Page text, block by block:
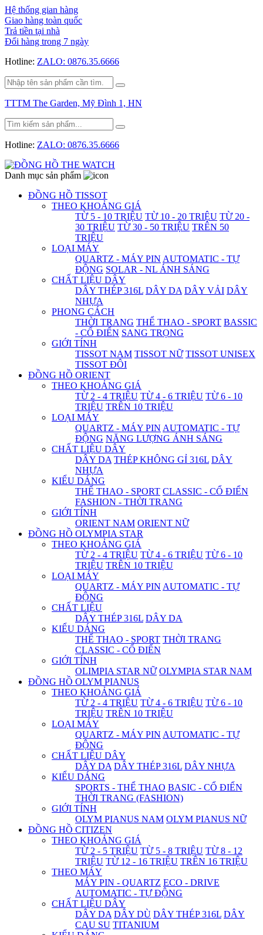
Hệ thống gian hàng
Giao hàng toàn quốc
Trả tiền tại nhà
Đổi hàng trong 7 ngày
Hotline: ZALO: 0876.35.6666
TTTM The Garden, Mỹ Đình 1, HN
Hotline: ZALO: 0876.35.6666
Danh mục sản phẩm
ĐỒNG HỒ TISSOT
THEO KHOẢNG GIÁ
TỪ 5 - 10 TRIỆU TỪ 10 - 20 TRIỆU TỪ 20 -
30 TRIỆU TỪ 30 - 50 TRIỆU TRÊN 50
TRIỆU
LOẠI MÁY
QUARTZ - MÁY PIN AUTOMATIC - TỰ
ĐỘNG SOLAR - NL ÁNH SÁNG
CHẤT LIỆU DÂY
DÂY THÉP 316L DÂY DA DÂY VẢI DÂY
NHỰA
PHONG CÁCH
THỜI TRANG THỂ THAO - SPORT BASSIC
- CỔ ĐIỂN SANG TRỌNG
GIỚI TÍNH
TISSOT NAM TISSOT NỮ TISSOT UNISEX
TISSOT ĐÔI
ĐỒNG HỒ ORIENT
THEO KHOẢNG GIÁ
TỪ 2 - 4 TRIỆU TỪ 4 - 6 TRIỆU TỪ 6 - 10
TRIỆU TRÊN 10 TRIỆU
LOẠI MÁY
QUARTZ - MÁY PIN AUTOMATIC - TỰ
ĐỘNG NĂNG LƯỢNG ÁNH SÁNG
CHẤT LIỆU DÂY
DÂY DA THÉP KHÔNG GỈ 316L DÂY
NHỰA
KIỂU DÁNG
THỂ THAO - SPORT CLASSIC - CỔ ĐIỂN
FASHION - THỜI TRANG
GIỚI TÍNH
ORIENT NAM ORIENT NỮ
ĐỒNG HỒ OLYMPIA STAR
THEO KHOẢNG GIÁ
TỪ 2 - 4 TRIỆU TỪ 4 - 6 TRIỆU TỪ 6 - 10
TRIỆU TRÊN 10 TRIỆU
LOẠI MÁY
QUARTZ - MÁY PIN AUTOMATIC - TỰ
ĐỘNG
CHẤT LIỆU
DÂY THÉP 316L DÂY DA
KIỂU DÁNG
THỂ THAO - SPORT THỜI TRANG
CLASSIC - CỔ ĐIỂN
GIỚI TÍNH
OLIMPIA STAR NỮ OLYMPIA STAR NAM
ĐỒNG HỒ OLYM PIANUS
THEO KHOẢNG GIÁ
TỪ 2 - 4 TRIỆU TỪ 4 - 6 TRIỆU TỪ 6 - 10
TRIỆU TRÊN 10 TRIỆU
LOẠI MÁY
QUARTZ - MÁY PIN AUTOMATIC - TỰ
ĐỘNG
CHẤT LIỆU DÂY
DÂY DA DÂY THÉP 316L DÂY NHỰA
KIỂU DÁNG
SPORTS - THỂ THAO BASIC - CỔ ĐIỂN
THỜI TRANG (FASHION)
GIỚI TÍNH
OLYM PIANUS NAM OLYM PIANUS NỮ
ĐỒNG HỒ CITIZEN
THEO KHOẢNG GIÁ
TỪ 2 - 5 TRIỆU TỪ 5 - 8 TRIỆU TỪ 8 - 12
TRIỆU TỪ 12 - 16 TRIỆU TRÊN 16 TRIỆU
THEO MÁY
MÁY PIN - QUARTZ ECO - DRIVE
AUTOMATIC - TỰ ĐỘNG
CHẤT LIỆU DÂY
DÂY DA DÂY DÙ DÂY THÉP 316L DÂY
CAU SU TITANIUM